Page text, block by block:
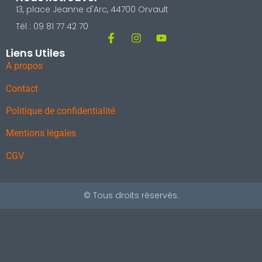
13, place Jeanne d'Arc, 44700 Orvault
Tél : 09 81 77 42 70
Liens Utiles
A propos
Contact
Politique de confidentialité
Mentions légales
CGV
© Tous droits réservés.